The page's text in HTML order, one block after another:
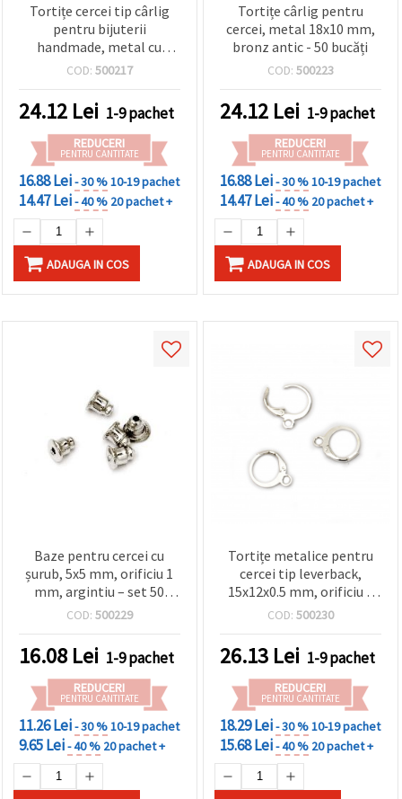
Tortițe cercei tip cârlig
pentru bijuterii
handmade, metal cu
închidere, 16x10 mm,
10 bucăți
COD: 500217
24.12 Lei 1-9 pachet
REDUCERI
PENTRU CANTITATE
16.88 Lei- 30 %10-19 pachet
14.47 Lei- 40 % 20 pachet +
ADAUGA IN COS
Tortițe cârlig pentru
cercei, metal 18x10 mm,
bronz antic - 50 bucăți
COD: 500223
24.12 Lei 1-9 pachet
REDUCERI
PENTRU CANTITATE
16.88 Lei- 30 %10-19 pachet
14.47 Lei- 40 % 20 pachet +
ADAUGA IN COS
Baze pentru cercei cu
șurub, 5x5 mm, orificiu 1
mm, argintiu – set 50
bucăți
COD: 500229
16.08 Lei 1-9 pachet
REDUCERI
PENTRU CANTITATE
11.26 Lei- 30 %10-19 pachet
9.65 Lei- 40 % 20 pachet +
Tortițe metalice pentru
cercei tip leverback,
15x12x0.5 mm, orificiu 2
mm, culoare argintiu (nu
accesorii și componente
pentru bijuterii handmade
COD: 500230
26.13 Lei 1-9 pachet
REDUCERI
PENTRU CANTITATE
18.29 Lei- 30 %10-19 pachet
15.68 Lei- 40 % 20 pachet +